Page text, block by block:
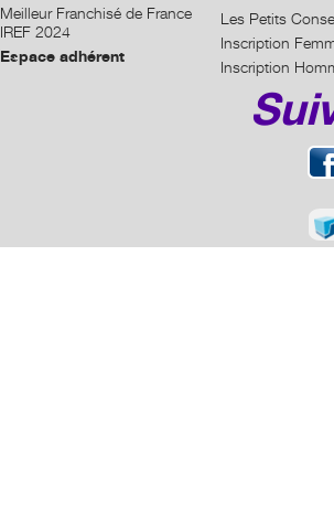
Meilleur Franchisé de France
IREF 2024
Espace adhérent
Les Petits
Inscription
Inscription